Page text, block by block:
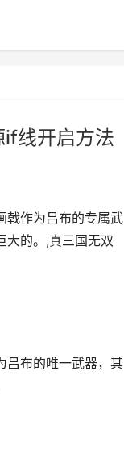
if线开启方法
戟作为吕布的专属武
大的。,真三国无双
吕布的唯一武器，其